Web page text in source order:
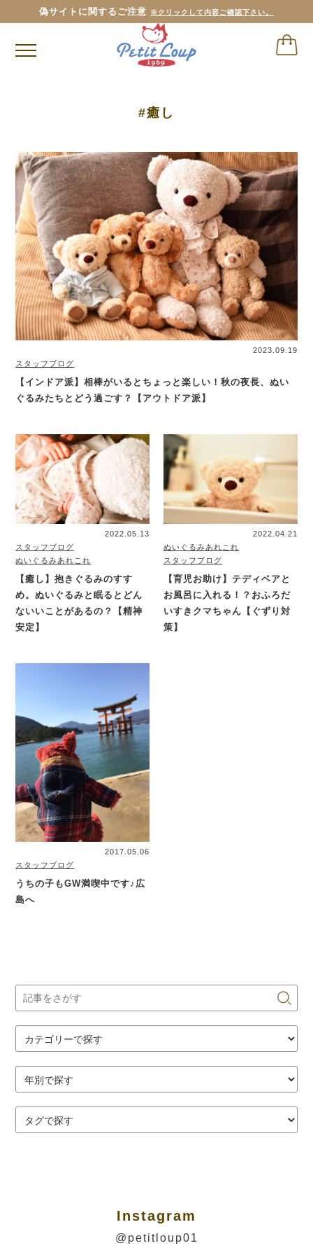
偽サイトに関するご注意 ※クリックして内容ご確認下さい。
#癒し
2023.09.19
スタッフブログ
【インドア派】相棒がいるとちょっと楽しい！秋の夜長、ぬい
ぐるみたちとどう過ごす？【アウトドア派】
2022.05.13
スタッフブログ
ぬいぐるみあれこれ
【癒し】抱きぐるみのすす
め。ぬいぐるみと眠るとどん
ないいことがあるの？【精神
安定】
2022.04.21
ぬいぐるみあれこれ
スタッフブログ
【育児お助け】テディベアと
お風呂に入れる！？おふろだ
いすきクマちゃん【ぐずり対
策】
2017.05.06
スタッフブログ
うちの子もGW満喫中です♪広
島へ
Instagram
@petitloup01